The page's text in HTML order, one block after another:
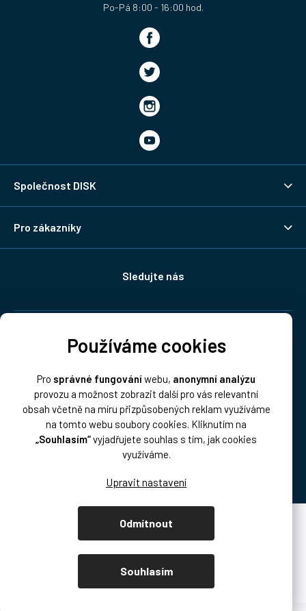
Používáme cookies
Pro správné fungováníwebu, anonymní analýzu
provozu a možnost zobrazit další pro vás relevantní
obsah včetně na míru přizpůsobených reklam využíváme
na tomto webu soubory cookies. Kliknutím na
„Souhlasím“vyjadřujete souhlas s tím, jak cookies
využíváme.
Odmítnout
Souhlasím
Společnost DISK
Pro zákazníky
Sledujte nás
Platba:
Vytvořil Shoptet Premium
Copyright 2026 . Všechna práva vyhrazena.
Upravit nastavení cookies